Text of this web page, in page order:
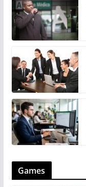
Games